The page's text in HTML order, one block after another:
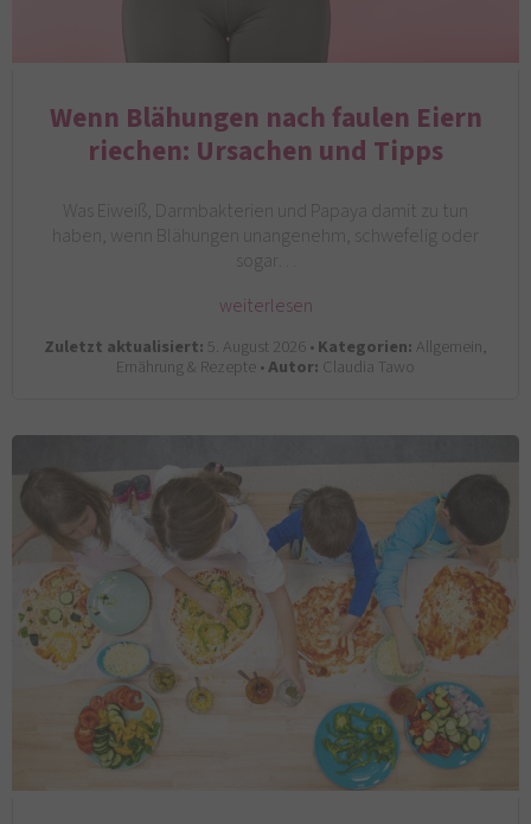
Wenn Blähungen nach faulen Eiern
riechen: Ursachen und Tipps
Was Eiweiß, Darmbakterien und Papaya damit zu tun
haben, wenn Blähungen unangenehm, schwefelig oder
sogar…
weiterlesen
Zuletzt aktualisiert: 5. August 2026 •Kategorien: Allgemein,
Ernährung & Rezepte •Autor: Claudia Tawo